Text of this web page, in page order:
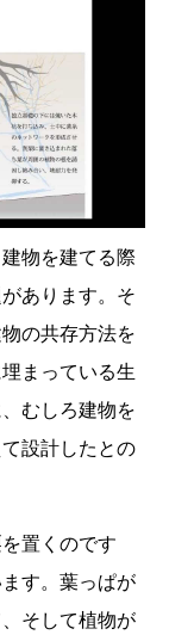
物を建てる際
あります。そ
の共存方法を
まっている生
むしろ建物を
設計したとの
置くのです
す。葉っぱが
そして植物が